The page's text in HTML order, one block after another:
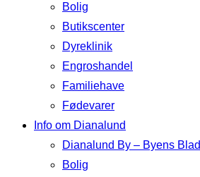
Bolig
Butikscenter
Dyreklinik
Engroshandel
Familiehave
Fødevarer
Info om Dianalund
Dianalund By – Byens Blad
Bolig